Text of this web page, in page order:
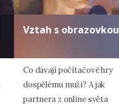
Vztah s obrazovkou
Co dávají počítačové hry
dospělému muži? A jak
partnera z online světa